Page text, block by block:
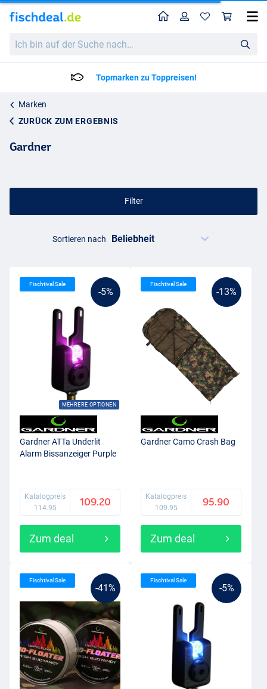
bin
HomeProfil
Topmarken zu Toppreisen!
Marken
ZURÜCK ZUM ERGEBNIS
Gardner
Filter
Sortieren nach
-5%
MEHRERE OPTIONEN
Fischtival Sale
Gardner ATTa Underlit
Alarm Bissanzeiger Purple
Katalogpreis
114.95
109.20
Zum deal
-13%
Fischtival Sale
Gardner Camo Crash Bag
Katalogpreis
109.95
95.90
Zum deal
-41%
Fischtival Sale
-5%
Fischtival Sale